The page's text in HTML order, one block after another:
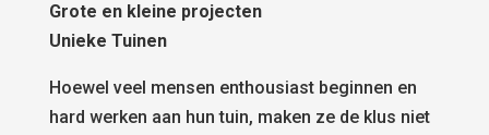
Grote en kleine projecten
Unieke Tuinen
Hoewel veel mensen enthousiast beginnen en
hard werken aan hun tuin, maken ze de klus niet